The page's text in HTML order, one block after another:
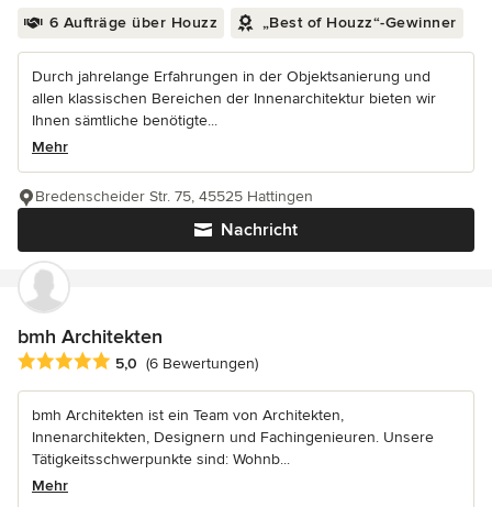
6 Aufträge über Houzz „Best of Houzz“-Gewinner
Durch jahrelange Erfahrungen in der Objektsanierung und
allen klassischen Bereichen der Innenarchitektur bieten wir
Ihnen sämtliche benötigte...
Mehr
Nachricht
Bredenscheider Str. 75, 45525 Hattingen
bmh Architekten
Durchschnittliche Bewertung: 5 von 5 Sternen
5,0 (6 Bewertungen)
bmh Architekten ist ein Team von Architekten,
Innenarchitekten, Designern und Fachingenieuren. Unsere
Tätigkeitsschwerpunkte sind: Wohnb...
Mehr